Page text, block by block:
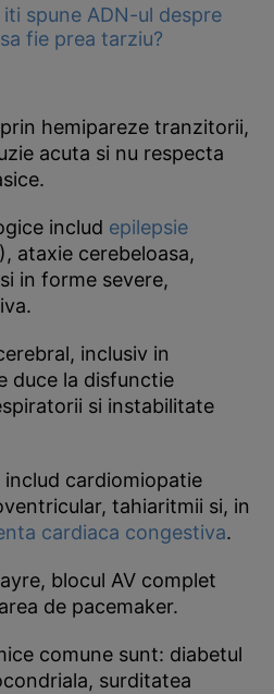
spune ADN-ul despre
fie prea tarziu?
hemipareze tranzitorii,
acuta si nu respecta
includ epilepsie
ataxie cerebeloasa,
in forme severe,
inclusiv in
duce la disfunctie
si instabilitate
cardiomiopatie
tahiaritmii si, in
cardiaca congestiva.
blocul AV complet
de pacemaker.
comune sunt: diabetul
surditatea